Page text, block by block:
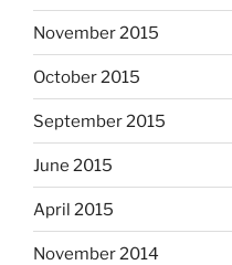
November 2015
October 2015
September 2015
June 2015
April 2015
November 2014